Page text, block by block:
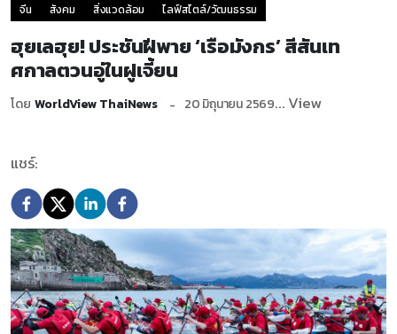
จีน สังคม สิ่งแวดล้อม ไลฟ์สไตล์/วัฒนธรรม
ฮุยเลฮุย! ประชันฝีพาย ‘เรือมังกร’ สีสันเท
ศกาลตวนอู่ในฝูเจี้ยน
โดย WorldView ThaiNews 20 มิถุนายน 2569... View
แชร์: